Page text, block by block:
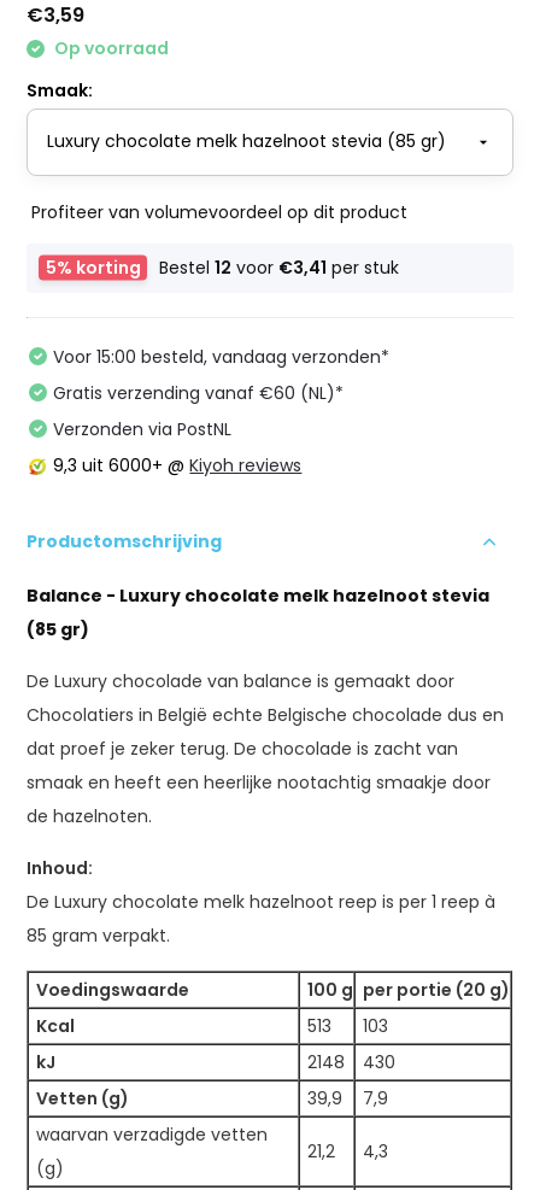
€3,59
Op voorraad
Smaak:
Profiteer van volumevoordeel op dit product
5% korting Bestel12 voor €3,41 per stuk
Voor 15:00 besteld, vandaag verzonden*
Gratis verzending vanaf €60 (NL)*
Verzonden via PostNL
9,3 uit 6000+ @Kiyoh reviews
Productomschrijving
Balance - Luxury chocolate melk hazelnoot stevia
(85 gr)
De Luxury chocolade van balance is gemaakt door
Chocolatiers in België echte Belgische chocolade dus en
dat proef je zeker terug. De chocolade is zacht van
smaak en heeft een heerlijke nootachtig smaakje door
de hazelnoten.
Inhoud:
De Luxury chocolate melk hazelnoot reep is per 1 reep à
85 gram verpakt.
Voedingswaarde 100 g per portie (20 g)
Kcal
513
103
kJ
2148
430
Vetten (g)
39,9
7,9
waarvan verzadigde vetten
(g)
21,2 4,3